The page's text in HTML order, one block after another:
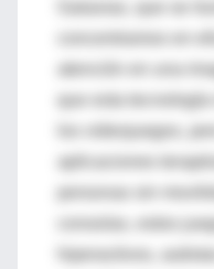
atención en una
que esta
los videojuegos,
aplicaciones
consolas, estos